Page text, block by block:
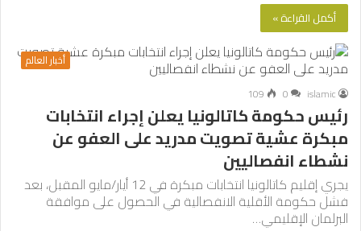
أكمل القراءة »
أخبار العالم
islamic
0
109
رئيس حكومة كاتالونيا يعلن إجراء انتخابات
مبكرة عشية تصويت مدريد على العفو عن
نشطاء انفصاليين
يجري إقليم كاتالونيا انتخابات مبكرة في 12 أيار/مايو المقبل، بعد
فشل حكومة الأقلية الانفصالية في الحصول على موافقة
البرلمان الإقليمي…